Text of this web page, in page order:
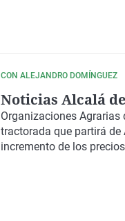
CON ALEJANDRO DOMÍNGUEZ
Noticias Alcalá
Organizaciones
tractorada que partirá de
incremento de los